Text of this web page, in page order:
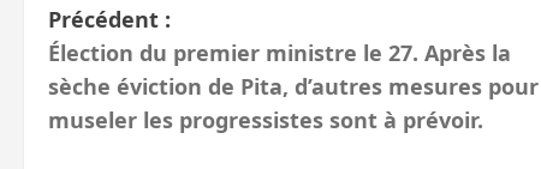
N
a
v
Précédent :
Élection du premier ministre le 27. Après la
sèche éviction de Pita, d’autres mesures pour
museler les progressistes sont à prévoir.